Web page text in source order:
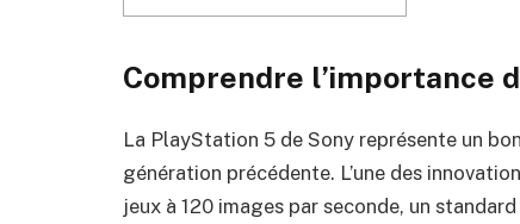
Comprendre l’importance
La PlayStation 5 de Sony représente un
génération précédente. L’une des
jeux à 120 images par seconde, un